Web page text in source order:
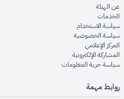
عن الهيئةopens in new window
الخدماتopens in new window
سياسة الاستخدام
سياسة الخصوصيةopens in new window
المركز الإعلاميopens in new window
المشاركة الإلكترونيةopens in new window
سياسة حرية المعلوماتopens in new window
روابط مهمة